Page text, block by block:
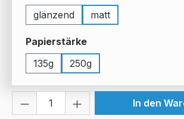
glänzend
matt
Papierstärkeauswählen
135g
250g
Produkt Anzahl: Gib den
In den